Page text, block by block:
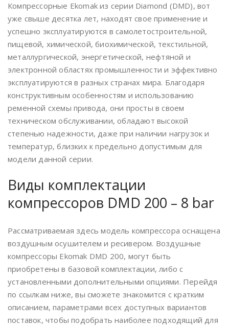
Компрессорные Ekomak из серии Diamond (DMD), вот
уже свыше десятка лет, находят свое применение и
успешно эксплуатируются в самолетостроительной,
пищевой, химической, биохимической, текстильной,
металлургической, энергетической, нефтяной и
электронной областях промышленности и эффективно
эксплуатируются в разных странах мира. Благодаря
конструктивным особенностям и использованию
ременной схемы привода, они просты в своем
техническом обслуживании, обладают высокой
степенью надежности, даже при наличии нагрузок и
температур, близких к предельно допустимым для
модели данной серии.
Виды комплектации
компрессоров DMD 200 – 8 bar
Рассматриваемая здесь модель компрессора оснащена
воздушным осушителем и ресивером. Воздушные
компрессоры Ekomak DMD 200, могут быть
приобретены в базовой комплектации, либо с
установленными дополнительными опциями. Перейдя
по ссылкам ниже, вы сможете знакомится с кратким
описанием, параметрами всех доступных вариантов
поставок, чтобы подобрать наиболее подходящий для